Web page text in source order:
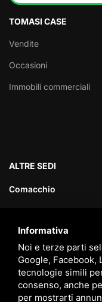
Informativa
Noi e terze parti
Google, Facebook,
tecnologie simili
consenso, anche
per mostrarti
TOMASI CASE
Vendite
Occasioni
Immobili commerciali
ALTRE SEDI
Comacchio
Lido delle Nazioni
Lido delle Nazioni